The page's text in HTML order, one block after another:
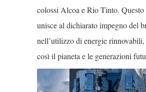
colossi Alcoa e Rio Tinto. Questo
unisce al dichiarato impegno del
nell’utilizzo di energie
così il pianeta e le generazioni